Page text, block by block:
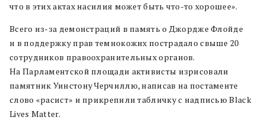
что в этих актах насилия может быть что-то хорошее».
Всего из-за демонстраций в память о Джордже Флойде
и в поддержку прав темнокожих пострадало свыше 20
сотрудников правоохранительных органов.
На Парламентской площади активисты изрисовали
памятник Уинстону Черчиллю, написав на постаменте
слово «расист» и прикрепили табличку с надписью Black
Lives Matter.